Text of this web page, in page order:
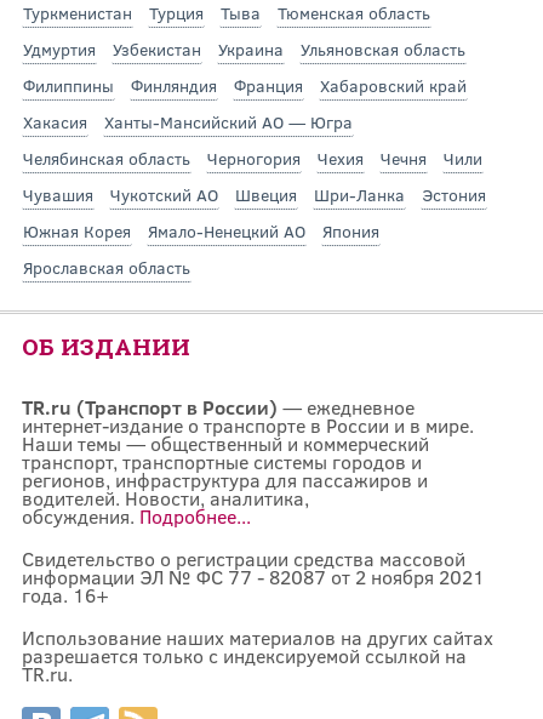
Туркменистан
Турция Тыва
Тюменская область
Удмуртия
Узбекистан Украина
Ульяновская область
Филиппины
Финляндия Франция
Хабаровский край
Хакасия
Ханты-Мансийский АО — Югра
Челябинская область
Черногория Чехия Чечня
Чили
Чувашия
Чукотский АО Швеция Шри-Ланка
Эстония
Южная Корея
Ямало-Ненецкий АО
Япония
Ярославская область
ОБ ИЗДАНИИ
TR.ru (Транспорт в России) — ежедневное
интернет-издание о транспорте в России и в мире.
Наши темы — общественный и коммерческий
транспорт, транспортные системы городов и
регионов, инфраструктура для пассажиров и
водителей. Новости, аналитика,
обсуждения. Подробнее...
Свидетельство о регистрации средства массовой
информации ЭЛ № ФС 77 - 82087 от 2 ноября 2021
года. 16+
Использование наших материалов на других сайтах
разрешается только с индексируемой ссылкой на
TR.ru.